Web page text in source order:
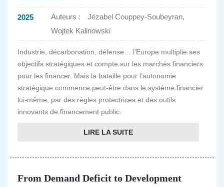
2025 Auteurs :
Jézabel Couppey-Soubeyran,
Wojtek Kalinowski
Industrie, décarbonation, défense… l’Europe multiplie ses
objectifs stratégiques et compte sur les marchés financiers
pour les financer. Mais la bataille pour l’autonomie
stratégique commence peut-être dans le système financier
lui-même, par des règles protectrices et des outils
innovants de financement public.
LIRE LA SUITE
From Demand Deficit to Development